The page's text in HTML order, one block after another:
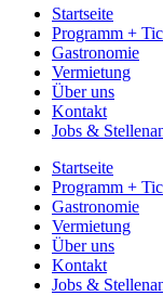
Startseite
Programm +
Gastronomie
Vermietung
Über uns
Kontakt
Jobs &
Startseite
Programm +
Gastronomie
Vermietung
Über uns
Kontakt
Jobs &